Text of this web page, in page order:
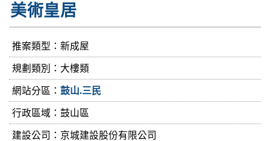
美術皇居
推案類型：新成屋
規劃類別：大樓類
網站分區： 鼓山.三民
行政區域：鼓山區
建設公司： 京城建設股份有限公司